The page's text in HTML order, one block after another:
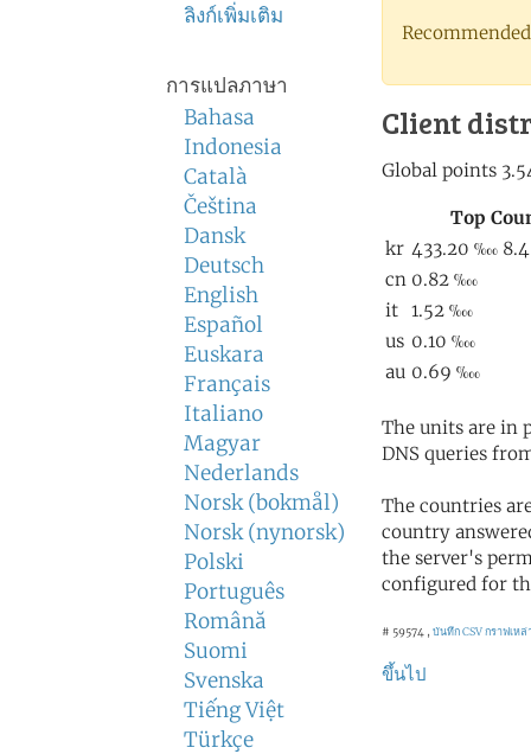
ลิงก์เพิ่มเติม
การแปลภาษา
Bahasa
Indonesia
Català
Čeština
Dansk
Deutsch
English
Español
Euskara
Français
Italiano
Magyar
Nederlands
Norsk (bokmål)
Norsk (nynorsk)
Polski
Português
Română
Suomi
Svenska
Tiếng Việt
Türkçe
Client
The units are in
DNS queries
The countries
country
the server's
configured for
# 59574 , บันทึก CSVกราฟเหล่
ขึ้นไป